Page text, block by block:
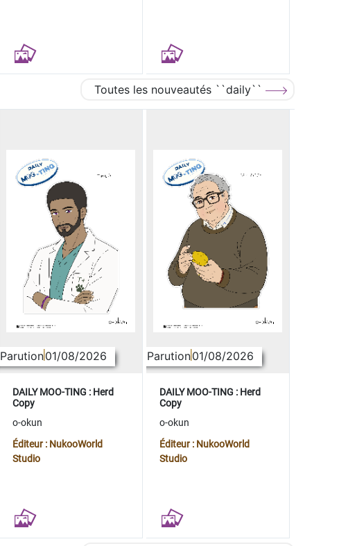
Toutes les nouveautés ``daily``
Parution01/08/2026
DAILY MOO-TING : Herd
Copy
o-okun
Éditeur : NukooWorld
Studio
Parution01/08/2026
DAILY MOO-TING : Herd
Copy
o-okun
Éditeur : NukooWorld
Studio